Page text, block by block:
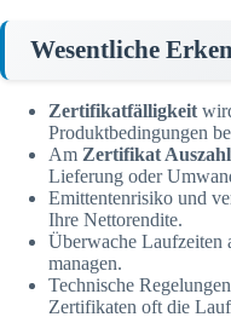
Wesentliche
Zertifikatfälligkeit
Produktbedingungen
Am Zertifikat
Lieferung oder
Emittentenrisiko und
Ihre Nettorendite.
Überwache Laufzeiten
managen.
Technische
Zertifikaten oft die